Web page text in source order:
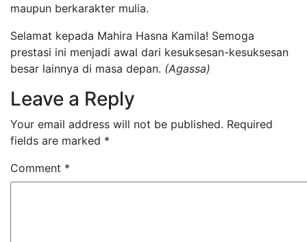
maupun berkarakter mulia.
​Selamat kepada Mahira Hasna Kamila! Semoga
prestasi ini menjadi awal dari kesuksesan-kesuksesan
besar lainnya di masa depan. (Agassa)
Leave a Reply
Your email address will not be published. Required
fields are marked *
Comment *